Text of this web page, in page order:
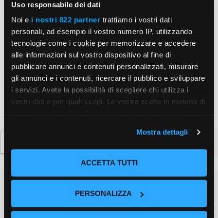
Uso responsabile dei dati
Noi e i nostri 822 partner trattiamo i vostri dati
personali, ad esempio il vostro numero IP, utilizzando
tecnologie come i cookie per memorizzare e accedere
alle informazioni sul vostro dispositivo al fine di
pubblicare annunci e contenuti personalizzati, misurare
gli annunci e i contenuti, ricercare il pubblico e sviluppare
i servizi. Avete la possibilità di scegliere chi utilizza i
vostri dati e per quali scopi. Le vostre scelte in materia di
modificare o revocare il proprio consenso in qualsiasi
momento dalla Dichiarazione sui cookie o facendo clic
sull'icona di attivazione della privacy.
Con il tuo consenso, vorremmo anche:
raccogliere informazioni sulla tua posizione
geografica, con un'approssimazione di qualche
Mostra dettagli
ACCETTA TUTTI
PERSONALIZZA
Sito
web
Salva il mio nome, email e sito web in questo
browser per la prossima volta che commento.
per: